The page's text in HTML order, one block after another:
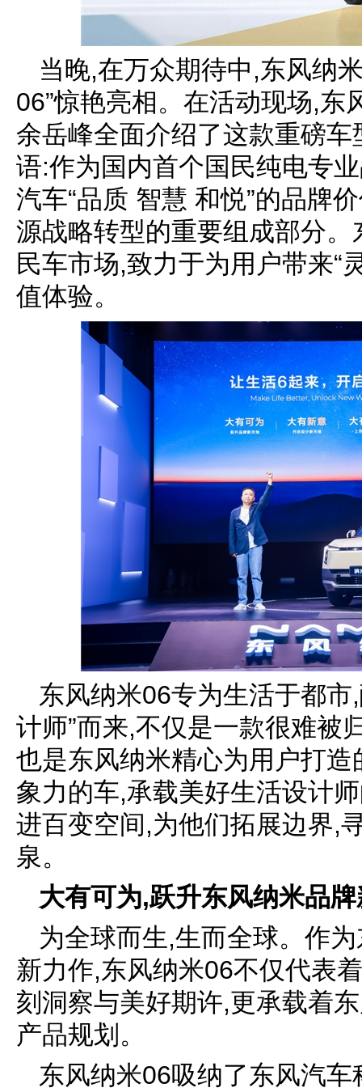
当晚,在万众期待中,东风纳
06”惊艳亮相。在活动现场,东
余岳峰全面介绍了这款重磅
语:作为国内首个国民纯电专
汽车“品质 智慧 和悦”的品牌
源战略转型的重要组成部分
民车市场,致力于为用户带来“
值体验。
东风纳米06专为生活于都
计师”而来,不仅是一款很难被
也是东风纳米精心为用户打
象力的车,承载美好生活设计
进百变空间,为他们拓展边界,
泉。
大有可为,跃升东风纳米品
为全球而生,生而全球。作
新力作,东风纳米06不仅代表
刻洞察与美好期许,更承载着
产品规划。
东风纳米06吸纳了东风汽